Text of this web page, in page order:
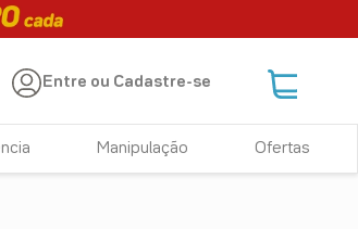
Entre ou Cadastre-se
Manipulação Ofertas